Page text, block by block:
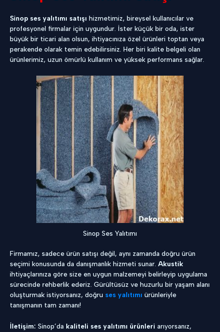
Sinop ses yalıtımı satışı hizmetimiz, bireysel kullanıcılar ve
profesyonel firmalar için uygundur. İster küçük bir oda, ister
büyük bir ticari alan olsun, ihtiyacınıza özel ürünleri toptan veya
perakende olarak temin edebilirsiniz. Her biri kalite belgeli olan
ürünlerimiz, uzun ömürlü kullanım ve yüksek performans sağlar.
Sinop Ses Yalıtımı
Firmamız, sadece ürün satışı değil, aynı zamanda doğru ürün
seçimi konusunda da danışmanlık hizmeti sunar. Akustik
ihtiyaçlarınıza göre size en uygun malzemeyi belirleyip uygulama
sürecinde rehberlik ederiz. Gürültüsüz ve huzurlu bir yaşam alanı
oluşturmak istiyorsanız, doğru ses yalıtımı ürünleriyle
tanışmanın tam zamanı!
İletişim: Sinop’da kaliteli ses yalıtımı ürünleri arıyorsanız,